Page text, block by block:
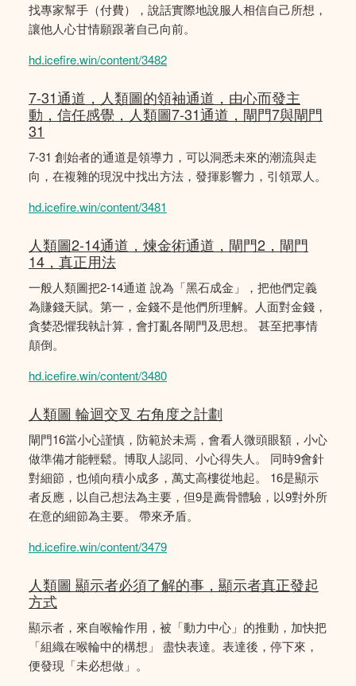
找專家幫手（付費），說話實際地說服人相信自己所想，
讓他人心甘情願跟著自己向前。
hd.icefire.win/content/3482
7-31通道，人類圖的領袖通道，由心而發主
動，信任感覺，人類圖7-31通道，閘門7與閘門
31
7-31 創始者的通道是領導力，可以洞悉未來的潮流與走
向，在複雜的現況中找出方法，發揮影響力，引領眾人。
hd.icefire.win/content/3481
人類圖2-14通道，煉金術通道，閘門2，閘門
14，真正用法
一般人類圖把2-14通道 說為「黑石成金」，把他們定義
為賺錢天賦。第一，金錢不是他們所理解。人面對金錢，
貪婪恐懼我執計算，會打亂各閘門及思想。 甚至把事情
顛倒。
hd.icefire.win/content/3480
人類圖 輪迴交叉 右角度之計劃
閘門16當小心謹慎，防範於未焉，會看人微頭眼額，小心
做準備才能輕鬆。博取人認同、小心得失人。 同時9會針
對細節，也傾向積小成多，萬丈高樓從地起。 16是顯示
者反應，以自己想法為主要，但9是薦骨體驗，以9對外所
在意的細節為主要。 帶來矛盾。
hd.icefire.win/content/3479
人類圖 顯示者必須了解的事，顯示者真正發起
方式
顯示者，來自喉輪作用，被「動力中心」的推動，加快把
「組織在喉輪中的構想」 盡快表達。表達後，停下來，
便發現「未必想做」。